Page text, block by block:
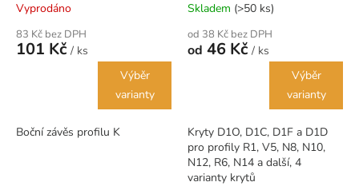
Vyprodáno
83 Kč bez DPH
101 Kč / ks
Výběr
varianty
Boční závěs profilu K
Skladem (>50 ks)
od 38 Kč bez DPH
od 46 Kč / ks
Výběr
varianty
Kryty D1O, D1C, D1F a D1D
pro profily R1, V5, N8, N10,
N12, R6, N14 a další, 4
varianty krytů